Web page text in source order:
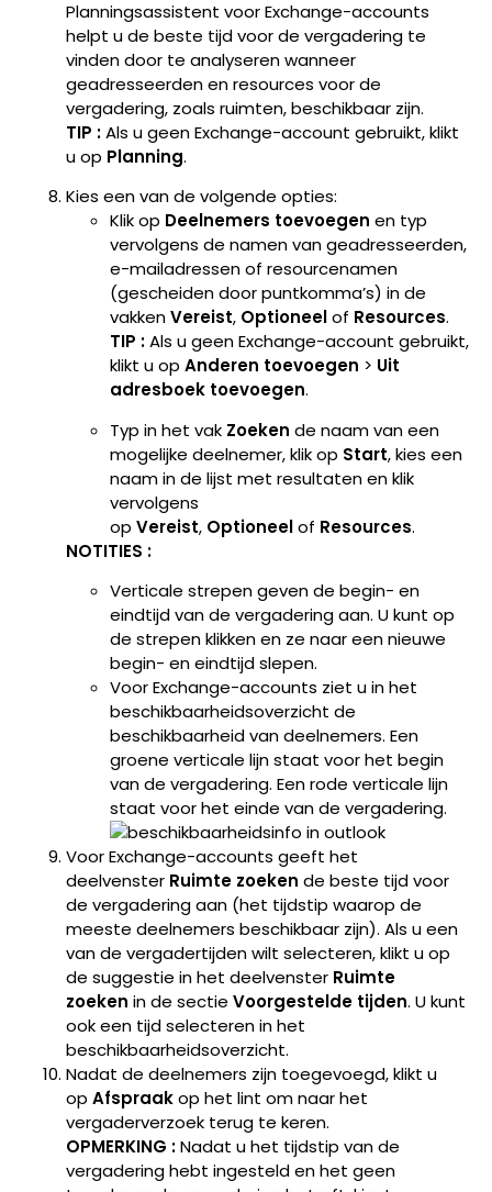
Planningsassistent voor Exchange-accounts
helpt u de beste tijd voor de vergadering te
vinden door te analyseren wanneer
geadresseerden en resources voor de
vergadering, zoals ruimten, beschikbaar zijn.
TIP :Als u geen Exchange-account gebruikt, klikt
u op Planning.
Kies een van de volgende opties:
Klik op Deelnemers toevoegen en typ
vervolgens de namen van geadresseerden,
e-mailadressen of resourcenamen
(gescheiden door puntkomma’s) in de
vakkenVereist, Optioneelof Resources.
TIP :Als u geen Exchange-account gebruikt,
klikt u op Anderen toevoegen > Uit
adresboek toevoegen.
Typ in het vak Zoeken de naam van een
mogelijke deelnemer, klik op Start, kies een
naam in de lijst met resultaten en klik
vervolgens
op Vereist, Optioneelof Resources.
NOTITIES :
Verticale strepen geven de begin- en
eindtijd van de vergadering aan. U kunt op
de strepen klikken en ze naar een nieuwe
begin- en eindtijd slepen.
Voor Exchange-accounts ziet u in het
beschikbaarheidsoverzicht de
beschikbaarheid van deelnemers. Een
groene verticale lijn staat voor het begin
van de vergadering. Een rode verticale lijn
staat voor het einde van de vergadering.
Voor Exchange-accounts geeft het
deelvenster Ruimte zoeken de beste tijd voor
de vergadering aan (het tijdstip waarop de
meeste deelnemers beschikbaar zijn). Als u een
van de vergadertijden wilt selecteren, klikt u op
de suggestie in het deelvenster Ruimte
zoeken in de sectie Voorgestelde tijden. U kunt
ook een tijd selecteren in het
beschikbaarheidsoverzicht.
Nadat de deelnemers zijn toegevoegd, klikt u
op Afspraakop het lint om naar het
vergaderverzoek terug te keren.
OPMERKING :Nadat u het tijdstip van de
vergadering hebt ingesteld en het geen